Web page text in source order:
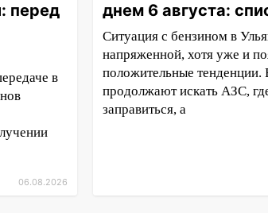
перед
в
06.08.2026
днем 6 августа:
Ситуация с бензином в
напряженной, хотя уже и
положительные тенденции.
продолжают искать АЗС,
заправиться, а